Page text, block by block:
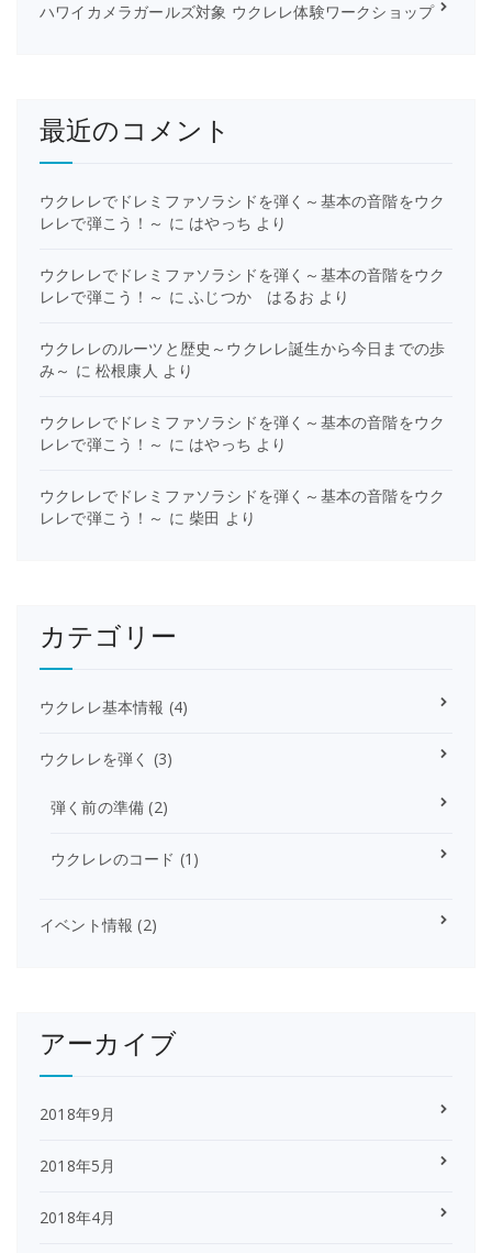
ハワイカメラガールズ対象 ウクレレ体験ワークショップ
最近のコメント
ウクレレでドレミファソラシドを弾く～基本の音階をウク
レレで弾こう！～ に はやっち より
ウクレレでドレミファソラシドを弾く～基本の音階をウク
レレで弾こう！～ にふじつか はるお より
ウクレレのルーツと歴史～ウクレレ誕生から今日までの歩
み～ に松根康人 より
ウクレレでドレミファソラシドを弾く～基本の音階をウク
レレで弾こう！～ に はやっち より
ウクレレでドレミファソラシドを弾く～基本の音階をウク
レレで弾こう！～ に 柴田 より
カテゴリー
ウクレレ基本情報 (4)
ウクレレを弾く (3)
弾く前の準備 (2)
ウクレレのコード (1)
イベント情報 (2)
アーカイブ
2018年9月
2018年5月
2018年4月